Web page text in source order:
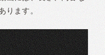
ります。